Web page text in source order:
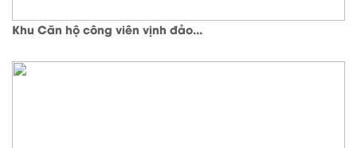
Khu Căn hộ công viên vịnh đảo...